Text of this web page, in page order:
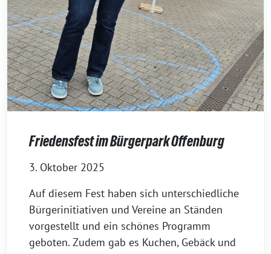
Friedensfest im Bürgerpark Offenburg
3. Oktober 2025
Auf diesem Fest haben sich unterschiedliche
Bürgerinitiativen und Vereine an Ständen
vorgestellt und ein schönes Programm
geboten. Zudem gab es Kuchen, Gebäck und